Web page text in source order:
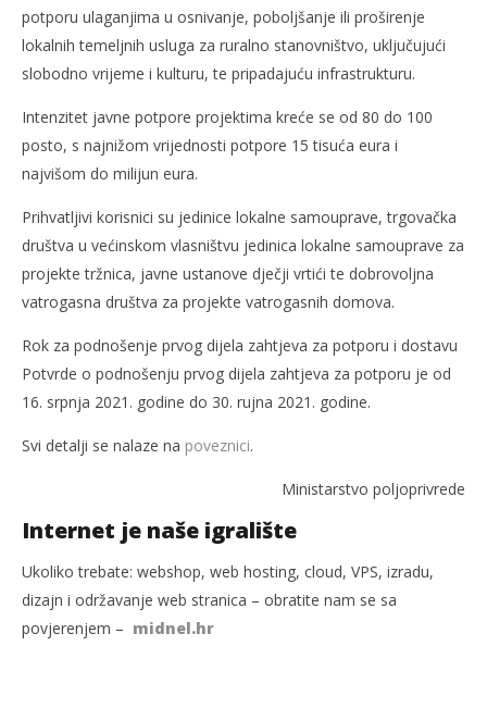
potporu ulaganjima u osnivanje, poboljšanje ili proširenje
lokalnih temeljnih usluga za ruralno stanovništvo, uključujući
slobodno vrijeme i kulturu, te pripadajuću infrastrukturu.
Intenzitet javne potpore projektima kreće se od 80 do 100
posto, s najnižom vrijednosti potpore 15 tisuća eura i
najvišom do milijun eura.
Prihvatljivi korisnici su jedinice lokalne samouprave, trgovačka
društva u većinskom vlasništvu jedinica lokalne samouprave za
projekte tržnica, javne ustanove dječji vrtići te dobrovoljna
vatrogasna društva za projekte vatrogasnih domova.
Rok za podnošenje prvog dijela zahtjeva za potporu i dostavu
Potvrde o podnošenju prvog dijela zahtjeva za potporu je od
16. srpnja 2021. godine do 30. rujna 2021. godine.
Svi detalji se nalaze na poveznici.
Ministarstvo poljoprivrede
Internet je naše igralište
Ukoliko trebate: webshop, web hosting, cloud, VPS, izradu,
dizajn i održavanje web stranica – obratite nam se sa
povjerenjem – midnel.hr